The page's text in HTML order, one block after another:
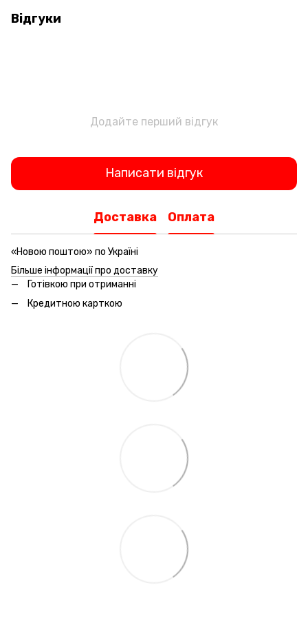
Відгуки
Додайте перший відгук
Написати відгук
Доставка Оплата
«Новою поштою» по Україні
Більше інформації про доставку
Готівкою при отриманні
Кредитною карткою